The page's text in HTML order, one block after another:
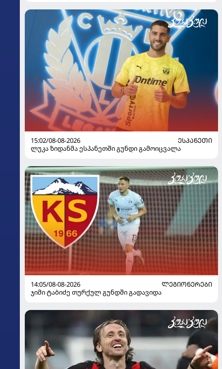
15:02/08-08-2026
ᲔᲡᲞᲐᲜᲔᲗᲘ
ლუკა ზიდანმა ესპანეთში გუნდი გამოიცვალა
14:05/08-08-2026
ᲚᲔᲒᲘᲝᲜᲔᲠᲔᲑᲘ
ჯიმი ტაბიძე თურქულ გუნდში გადავიდა